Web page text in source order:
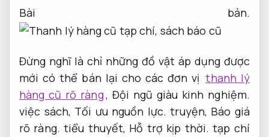
Bài bản.
Đừng nghĩ là chỉ những đồ vật áp dụng được
mới có thể bán lại cho các đơn vị thanh lý
hàng cũ rõ ràng, Đội ngũ giàu kinh nghiệm.
việc sách, Tối ưu nguồn lực. truyện, Báo giá
rõ ràng. tiểu thuyết, Hỗ trợ kịp thời. tạp chí